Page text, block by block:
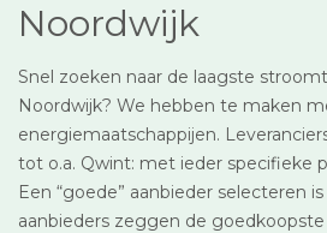
Noordwijk
Snel zoeken naar de laagste
Noordwijk? We hebben te maken
energiemaatschappijen.
tot o.a. Qwint: met ieder specifieke
Een “goede” aanbieder selecteren
aanbieders zeggen de